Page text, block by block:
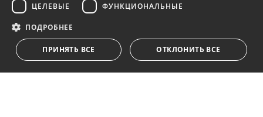
info@dmproperties.com
© Copyright 1989 - 2026 Diana Morales Properties Knight
Frank ·Сайт применяет Правила и условия· Дизайн сайтов
ЦЕЛЕВЫЕ ФУНКЦИОНАЛЬНЫЕ
ПОДРОБНЕЕ
ПРИНЯТЬ ВСЕ ОТКЛОНИТЬ ВСЕ